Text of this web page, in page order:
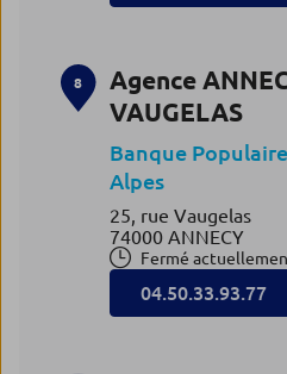
8
Agence
VAUGELAS
Banque
Alpes
25, rue Vaugelas
74000 ANNECY
Fermé
04.50.33.93.77